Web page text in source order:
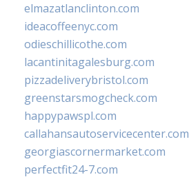
elmazatlanclinton.com
ideacoffeenyc.com
odieschillicothe.com
lacantinitagalesburg.com
pizzadeliverybristol.com
greenstarsmogcheck.com
happypawspl.com
callahansautoservicecenter.com
georgiascornermarket.com
perfectfit24-7.com